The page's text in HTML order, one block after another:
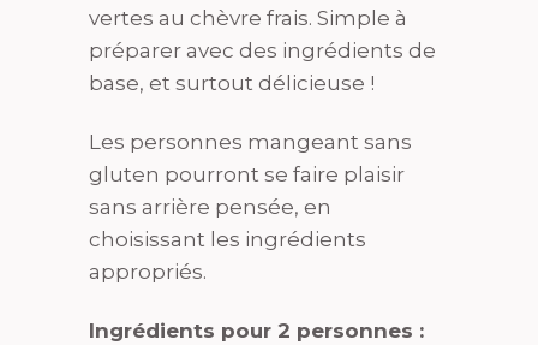
vertes au chèvre frais. Simple à
préparer avec des ingrédients de
base, et surtout délicieuse !
Les personnes mangeant sans
gluten pourront se faire plaisir
sans arrière pensée, en
choisissant les ingrédients
appropriés.
Ingrédients pour 2 personnes :